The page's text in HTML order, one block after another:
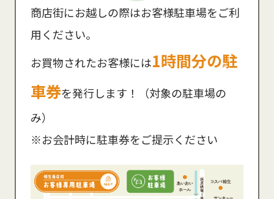
商店街にお越しの際はお客様駐車場をご利
用ください。
お買物されたお客様には1時間分の駐
車券を発行します！（対象の駐車場の
み）
※お会計時に駐車券をご提示ください